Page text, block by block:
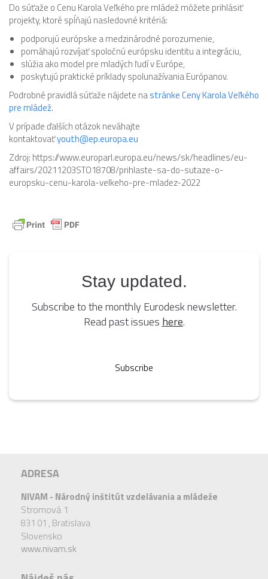
Do súťaže o Cenu Karola Veľkého pre mládež môžete prihlásiť
projekty, ktoré spĺňajú nasledovné kritériá:
podporujú európske a medzinárodné porozumenie,
pomáhajú rozvíjať spoločnú európsku identitu a integráciu,
slúžia ako model pre mladých ľudí v Európe,
poskytujú praktické príklady spolunažívania Európanov.
Podrobné pravidlá súťaže nájdete nastránke Ceny Karola Veľkého
pre mládež.
V prípade ďalších otázok neváhajte
kontaktovaťyouth@ep.europa.eu
Zdroj: https://www.europarl.europa.eu/news/sk/headlines/eu-
affairs/20211203STO18708/prihlaste-sa-do-sutaze-o-
europsku-cenu-karola-velkeho-pre-mladez-2022
Stay updated.
Subscribe to the monthly Eurodesk newsletter.
Read past issues here.
Subscribe
ADRESA
NIVAM - Národný inštitút vzdelávania a mládeže
Stromová 1
831 01 , Bratislava
Slovensko
www.nivam.sk